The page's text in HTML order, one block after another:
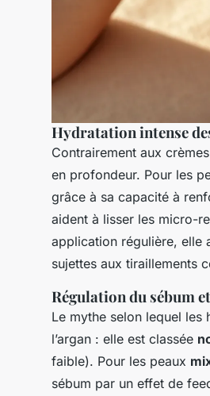
Hydratation intense
Contrairement aux
en profondeur. Pour les
grâce à sa capacité à
aident à lisser les micro-
application régulière, elle
sujettes aux tiraillements
Régulation du sébum
Le mythe selon lequel les
l’argan : elle est classée
faible). Pour les peaux
sébum par un effet de